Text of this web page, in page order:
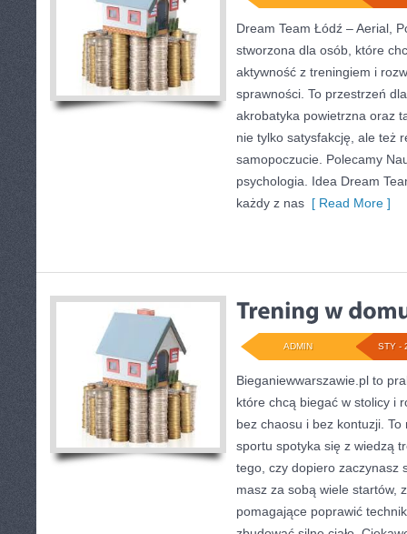
Dream Team Łódź – Aerial,
stworzona dla osób, które
aktywność z treningiem i
sprawności. To przestrzeń
akrobatyka powietrzna oraz
nie tylko satysfakcję, ale też
samopoczucie. Polecamy
psychologia. Idea Dream
każdy z nas [ Read More ]
STY -
ADMIN
Bieganiewwarszawie.pl to
które chcą biegać w stolicy i
bez chaosu i bez kontuzji. To
sportu spotyka się z wiedzą
tego, czy dopiero zaczynasz
masz za sobą wiele startów,
pomagające poprawić